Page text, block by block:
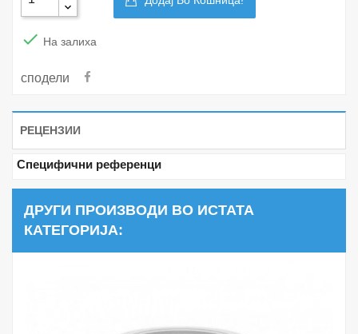
 На залиха
сподели
РЕЦЕНЗИИ
Специфични референци
ДРУГИ ПРОИЗВОДИ ВО ИСТАТА
КАТЕГОРИЈА: